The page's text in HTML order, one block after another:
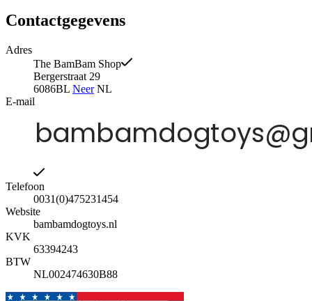
Contactgegevens
Adres
The BamBam Shop
Bergerstraat 29
6086BL NeerNL
E-mail
Telefoon
0031(0)475231454
Website
bambamdogtoys.nl
KVK
63394243
BTW
NL002474630B88